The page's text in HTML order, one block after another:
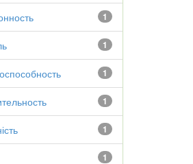
1
1
1
1
1
1